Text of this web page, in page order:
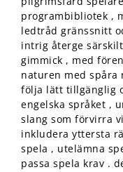
programbibliotek ,
ledtråd gränssnitt
intrig återge
gimmick , med
naturen med
följa lätt tillgänglig
engelska språket ,
slang som förvirra
inkludera yttersta
spela , utelämna
passa spela krav .